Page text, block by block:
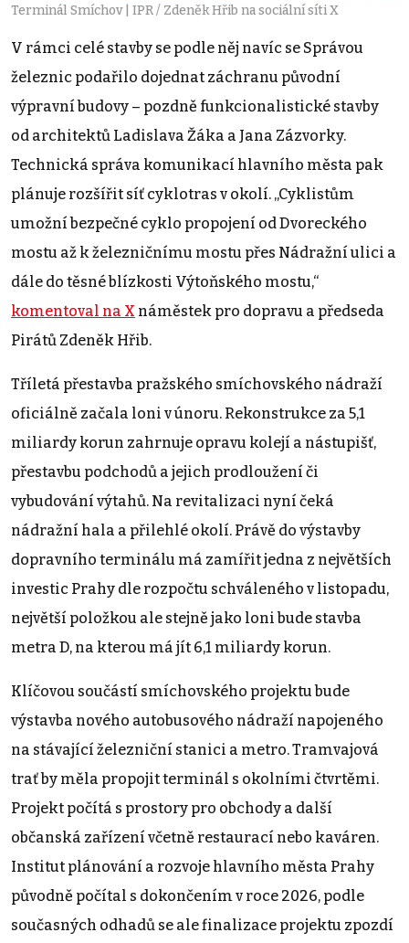
Terminál Smíchov | IPR / Zdeněk Hřib na sociální síti X
V rámci celé stavby se podle něj navíc se Správou
železnic podařilo dojednat záchranu původní
výpravní budovy – pozdně funkcionalistické stavby
od architektů Ladislava Žáka a Jana Zázvorky.
Technická správa komunikací hlavního města pak
plánuje rozšířit síť cyklotras v okolí. „Cyklistům
umožní bezpečné cyklo propojení od Dvoreckého
mostu až k železničnímu mostu přes Nádražní ulici a
dále do těsné blízkosti Výtoňského mostu,“
komentoval na X náměstek pro dopravu a předseda
Pirátů Zdeněk Hřib.
Tříletá přestavba pražského smíchovského nádraží
oficiálně začala loni v únoru. Rekonstrukce za 5,1
miliardy korun zahrnuje opravu kolejí a nástupišť,
přestavbu podchodů a jejich prodloužení či
vybudování výtahů. Na revitalizaci nyní čeká
nádražní hala a přilehlé okolí. Právě do výstavby
dopravního terminálu má zamířit jedna z největších
investic Prahy dle rozpočtu schváleného v listopadu,
největší položkou ale stejně jako loni bude stavba
metra D, na kterou má jít 6,1 miliardy korun.
Klíčovou součástí smíchovského projektu bude
výstavba nového autobusového nádraží napojeného
na stávající železniční stanici a metro. Tramvajová
trať by měla propojit terminál s okolními čtvrtěmi.
Projekt počítá s prostory pro obchody a další
občanská zařízení včetně restaurací nebo kaváren.
Institut plánování a rozvoje hlavního města Prahy
původně počítal s dokončením v roce 2026, podle
současných odhadů se ale finalizace projektu zpozdí